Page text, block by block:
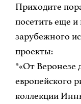
Приходите
посетить еще
зарубежного
проекты:
*«От Веронезе
европейского
коллекции